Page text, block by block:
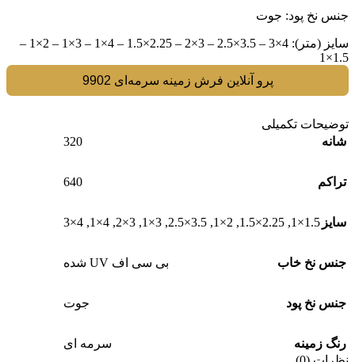
جنس نخ پود: جوت
سایز (متر):‌ 4×3 – 3.5×2.5 – 3×2 – 2.25×1.5 – 4×1 – 3×1 – 2×1 –
1.5×1
پرو آنلاین فرش زمینه سرمه‌ای 9902
توضیحات تکمیلی
شانه
320
تراکم 640
سایز 1.5×1
,
2.25×1.5
,
2×1
,
3.5×2.5
,
3×1
,
3×2
,
4×1
,
4×3
جنس نخ خاب بی سی اف UV شده
جنس نخ پود جوت
رنگ زمینه
سرمه ای